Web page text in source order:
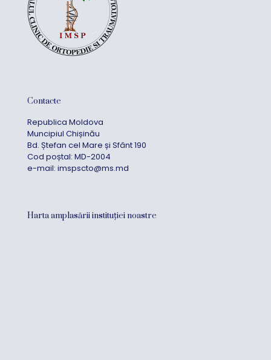
Contacte
Republica Moldova
Muncipiul Chișinău
Bd. Ștefan cel Mare și Sfânt 190
Cod poștal: MD-2004
e-mail: imspscto@ms.md
Harta amplasării instituției noastre